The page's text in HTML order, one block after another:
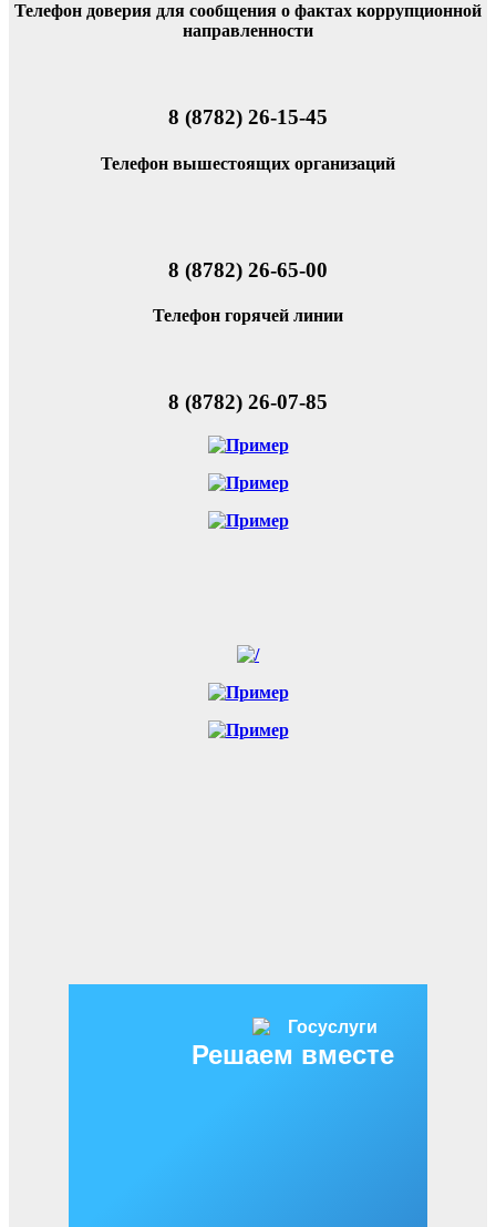
Телефон доверия для сообщения о фактах коррупционной
направленности
8 (8782) 26-15-45
Телефон вышестоящих организаций
8 (8782) 26-65-00
Телефон горячей линии
8 (8782) 26-07-85
Решаем вместе